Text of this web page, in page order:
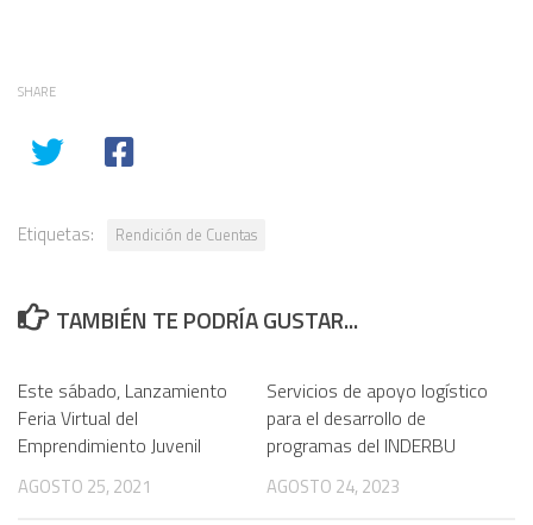
SHARE
Etiquetas: Rendición de Cuentas
TAMBIÉN TE PODRÍA GUSTAR...
Este sábado, Lanzamiento
Feria Virtual del
Emprendimiento Juvenil
AGOSTO 25, 2021
Servicios de apoyo logístico
para el desarrollo de
programas del INDERBU
AGOSTO 24, 2023